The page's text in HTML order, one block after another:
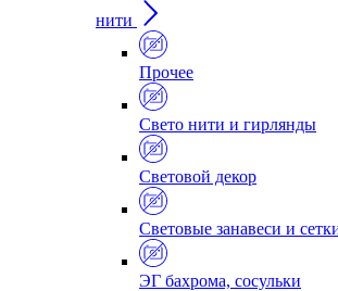
нити
Прочее
Свето нити и гирлянды
Световой декор
Световые занавеси и
ЭГ бахрома, сосульки